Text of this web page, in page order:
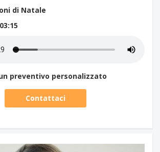
di Natale
preventivo personalizzato
Contattaci